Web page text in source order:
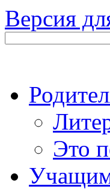
Версия
Это